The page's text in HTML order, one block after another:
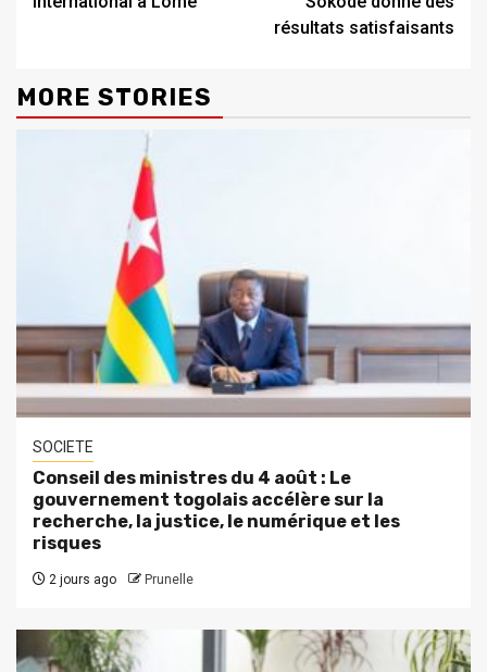
résultats satisfaisants
MORE STORIES
SOCIETE
Conseil des ministres du 4 août : Le
gouvernement togolais accélère sur la
recherche, la justice, le numérique et les
risques
2 jours ago Prunelle